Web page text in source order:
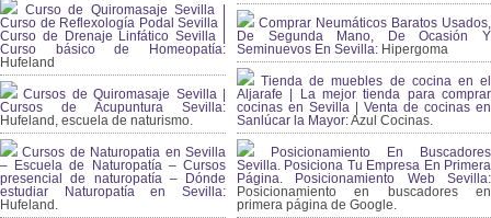
Curso de Quiromasaje Sevilla |
Curso de Reflexología Podal Sevilla |
Curso de Drenaje Linfático Sevilla |
Curso básico de Homeopatía:
Hufeland
Cursos de Quiromasaje Sevilla |
Cursos de Acupuntura Sevilla:
Hufeland, escuela de naturismo.
Cursos de Naturopatia en Sevilla
– Escuela de Naturopatía – Cursos
presencial de naturopatía – Dónde
estudiar Naturopatía en Sevilla:
Hufeland.
Comprar Neumáticos Baratos Usados,
De Segunda Mano, De Ocasión Y
Seminuevos En Sevilla: Hipergoma
Tienda de muebles de cocina en el
Aljarafe | La mejor tienda para comprar
cocinas en Sevilla | Venta de cocinas en
Sanlúcar la Mayor:Azul Cocinas.
Posicionamiento En Buscadores
Sevilla. Posiciona Tu Empresa En Primera
Página. Posicionamiento Web Sevilla:
Posicionamiento en buscadores en
primera página de Google.